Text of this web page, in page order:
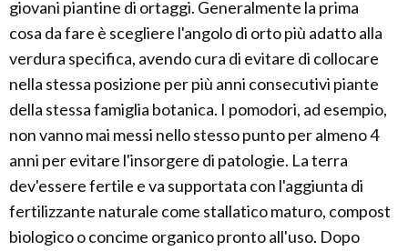
giovani piantine di ortaggi. Generalmente la prima
cosa da fare è scegliere l'angolo di orto più adatto alla
verdura specifica, avendo cura di evitare di collocare
nella stessa posizione per più anni consecutivi piante
della stessa famiglia botanica. I pomodori, ad esempio,
non vanno mai messi nello stesso punto per almeno 4
anni per evitare l'insorgere di patologie. La terra
dev'essere fertile e va supportata con l'aggiunta di
fertilizzante naturale come stallatico maturo, compost
biologico o concime organico pronto all'uso. Dopo